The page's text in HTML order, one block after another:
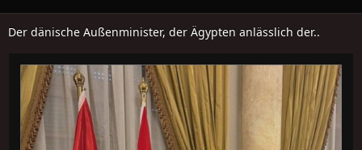
Der dänische Außenminister, der Ägypten anlässlich der..